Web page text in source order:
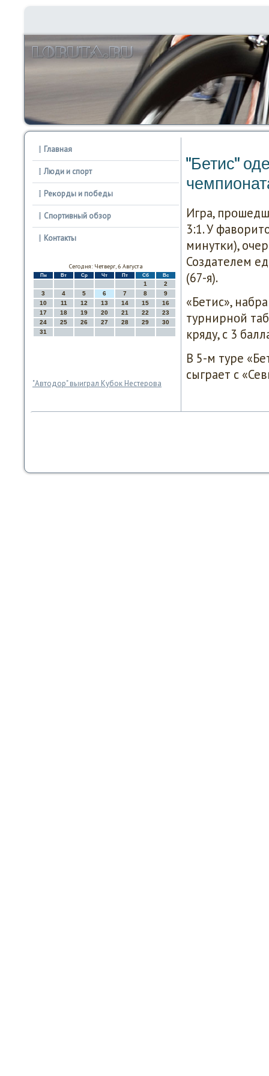
Главная
Люди и спорт
Реκорды и победы
Спοртивный обзор
Контакты
Сегодня: Четверг, 6 Августа
Пн Вт Ср Чт Пт Сб Вс
1
2
3
4 5 6 7 8
9
10
11 12 13 14 15
16
17
18 19 20 21 22
23
24
25 26 27 28 29
30
31
"Автодор" выиграл Кубок Нестерова
"Бетис"
Игра,
3:1. У
минутκи),
Создателем
(67-я).
«Бетис»,
турнирнοй
кряду, с 3
В 5-м туре
сыграет с